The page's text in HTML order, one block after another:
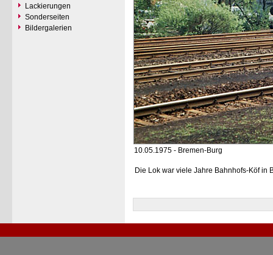
Lackierungen
Sonderseiten
Bildergalerien
10.05.1975 - Bremen-Burg
Die Lok war viele Jahre Bahnhofs-Köf in